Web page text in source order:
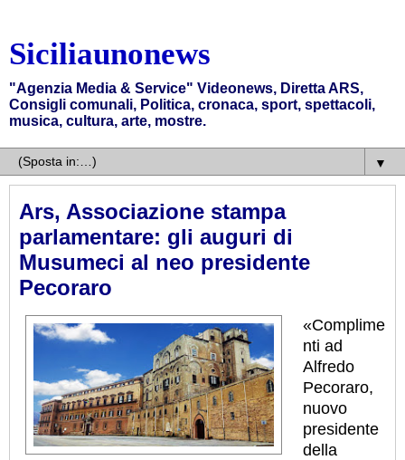
Siciliaunonews
"Agenzia Media & Service" Videonews, Diretta ARS,
Consigli comunali, Politica, cronaca, sport, spettacoli,
musica, cultura, arte, mostre.
▼
Ars, Associazione stampa
parlamentare: gli auguri di
Musumeci al neo presidente
Pecoraro
«Complime
nti ad
Alfredo
Pecoraro,
nuovo
presidente
della